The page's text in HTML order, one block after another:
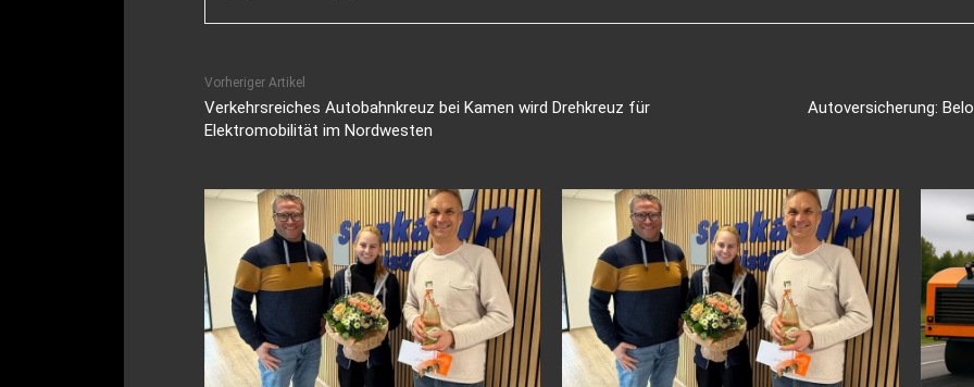
Vorheriger Artikel
Verkehrsreiches Autobahnkreuz bei Kamen wird Drehkreuz für
Elektromobilität im Nordwesten
Autoversicherung: